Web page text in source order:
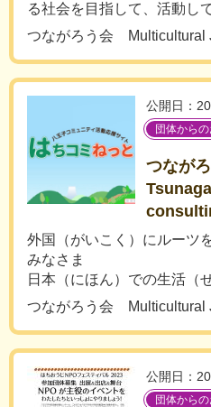
る社会を目指して、活動し
つながろう会 Multicultural
公開日：
団体から
つなが
外国（がいこく）にルーツ
みなさま
日本（にほん）での生活（
つながろう会 Multicultural
公開日：
団体から